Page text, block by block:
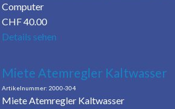
Computer
CHF40.00
Details sehen
Miete Atemregler Kaltwasser
2000-304
Miete Atemregler Kaltwasser